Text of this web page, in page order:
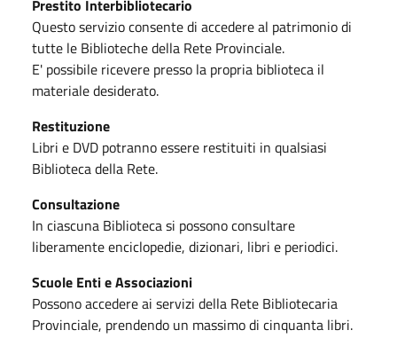
Prestito Interbibliotecario
Questo servizio consente di accedere al patrimonio di
tutte le Biblioteche della Rete Provinciale.
E' possibile ricevere presso la propria biblioteca il
materiale desiderato.
Restituzione
Libri e DVD potranno essere restituiti in qualsiasi
Biblioteca della Rete.
Consultazione
In ciascuna Biblioteca si possono consultare
liberamente enciclopedie, dizionari, libri e periodici.
Scuole Enti e Associazioni
Possono accedere ai servizi della Rete Bibliotecaria
Provinciale, prendendo un massimo di cinquanta libri.